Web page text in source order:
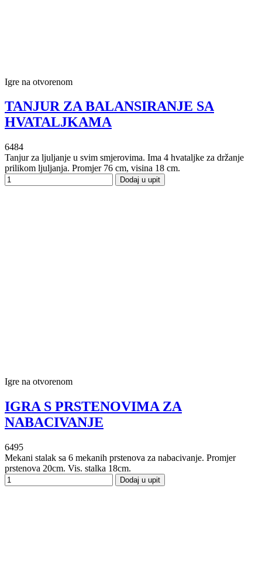
Igre na otvorenom
TANJUR ZA BALANSIRANJE SA
HVATALJKAMA
6484
Tanjur za ljuljanje u svim smjerovima. Ima 4 hvataljke za držanje
prilikom ljuljanja. Promjer 76 cm, visina 18 cm.
Dodaj u upit
Igre na otvorenom
IGRA S PRSTENOVIMA ZA
NABACIVANJE
6495
Mekani stalak sa 6 mekanih prstenova za nabacivanje. Promjer
prstenova 20cm. Vis. stalka 18cm.
Dodaj u upit